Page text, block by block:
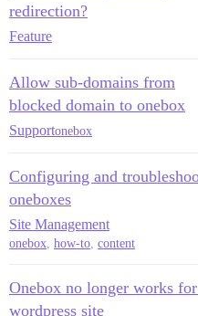
redirection?
Feature
Allow sub-domains from
blocked domain to onebox
Supportonebox
Configuring and
oneboxes
Site Management
onebox, how-to, content
Onebox no longer works
wordpress site